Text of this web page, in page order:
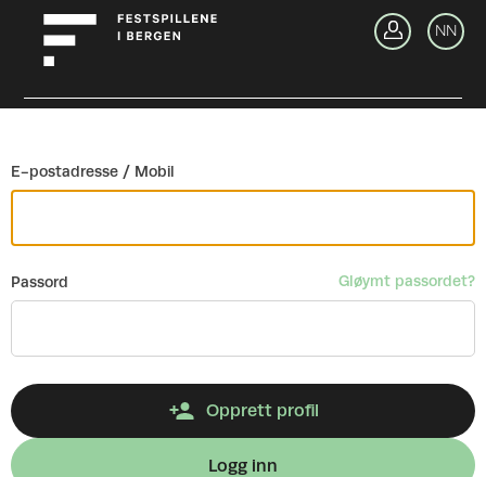
NN
E-postadresse / Mobil
Passord Gløymt passordet?
Opprett profil
Logg inn